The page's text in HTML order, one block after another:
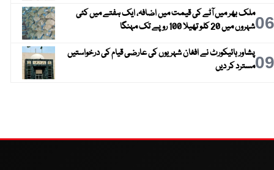
06ملک بھر میں آٹے کی قیمت میں اضافہ، ایک ہفتے میں کئی
شہروں میں 20 کلو تھیلا 100 روپے تک مہنگا
09پشاور ہائیکورٹ نے افغان شہریوں کی عارضی قیام کی درخواستیں
مسترد کر دیں